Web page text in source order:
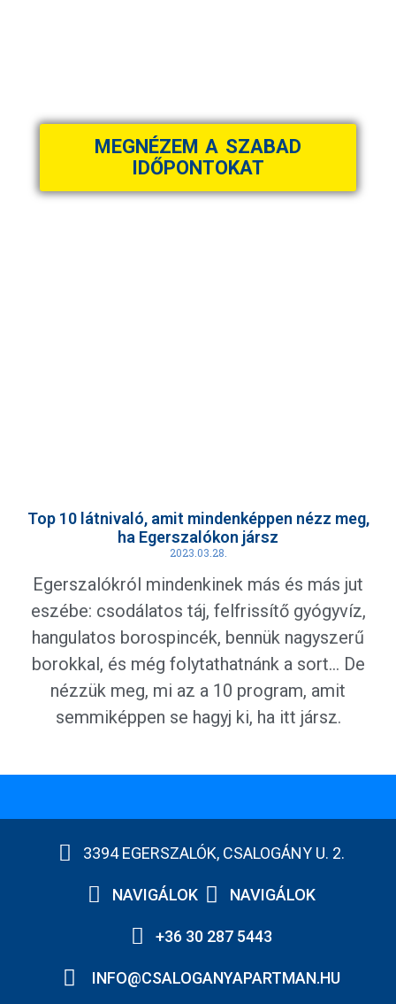
MEGNÉZEM A SZABAD
IDŐPONTOKAT
Top 10 látnivaló, amit mindenképpen nézz meg,
ha Egerszalókon jársz
2023.03.28.
Egerszalókról mindenkinek más és más jut
eszébe: csodálatos táj, felfrissítő gyógyvíz,
hangulatos borospincék, bennük nagyszerű
borokkal, és még folytathatnánk a sort… De
nézzük meg, mi az a 10 program, amit
semmiképpen se hagyj ki, ha itt jársz.
3394 EGERSZALÓK, CSALOGÁNY U. 2.
NAVIGÁLOK NAVIGÁLOK
+36 30 287 5443
INFO@CSALOGANYAPARTMAN.HU